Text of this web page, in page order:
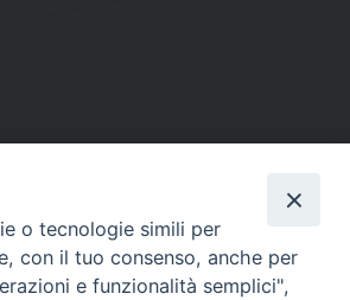
DI ALBANO
06.93268401 - Fax.: 06.9323844
curia@diocesidialbano.it
o tecnologie simili per
con il tuo consenso, anche per
e funzionalità semplici",